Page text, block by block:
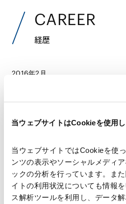
当ウェブサイトはCookieを使用
当ウェブサイトではCookieを使
ンツの表示やソーシャルメディ
ックの分析を行っています。ま
イトの利用状況についても情報
ス解析ツールを利用し、データ
CAREER
経歴
2016年2月
インドネシア・アトマジャヤ
2022年7月
英国ケンブリッジ大学（
Mehigan法律事務所（シンガポ
2024年11月 - 2026年5月
TMI総合法律事務所シンガポー
2026年6月
当事務所入所